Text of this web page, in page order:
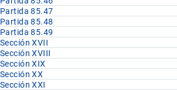
Partida 85.47
Partida 85.48
Partida 85.49
Sección XVII
Sección XVIII
Sección XIX
Sección XX
Sección XXI